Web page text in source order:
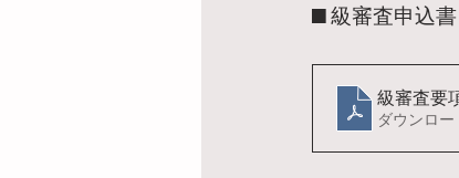
■ 級審査申込書
ダウンロー